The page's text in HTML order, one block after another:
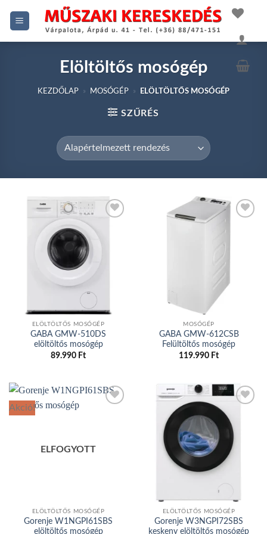
Elöltöltős mosógép
KEZDŐLAP » MOSÓGÉP » ELÖLTÖLTŐS MOSÓGÉP
SZŰRÉS
ELÖLTÖLTŐS MOSÓGÉP
GABA GMW-510DS
elöltöltős mosógép
89.990 Ft
MOSÓGÉP
GABA GMW-612CSB
Felültöltős mosógép
119.990 Ft
Akció!
ELFOGYOTT
ELÖLTÖLTŐS MOSÓGÉP
Gorenje W1NGPI61SBS
elöltöltős mosógép
wishlist
ELÖLTÖLTŐS MOSÓGÉP
Gorenje W3NGPI72SBS
keskeny elöltöltős mosógép